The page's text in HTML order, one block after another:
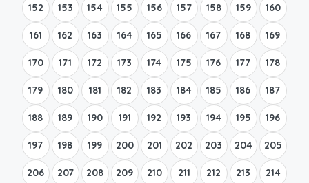
152 153 154 155 156 157 158 159 160
161 162 163 164 165 166 167 168 169
170 171 172 173 174 175 176 177 178
179 180 181 182 183 184 185 186 187
188 189 190 191 192 193 194 195 196
197 198 199 200 201 202 203 204 205
206 207 208 209 210 211 212 213 214